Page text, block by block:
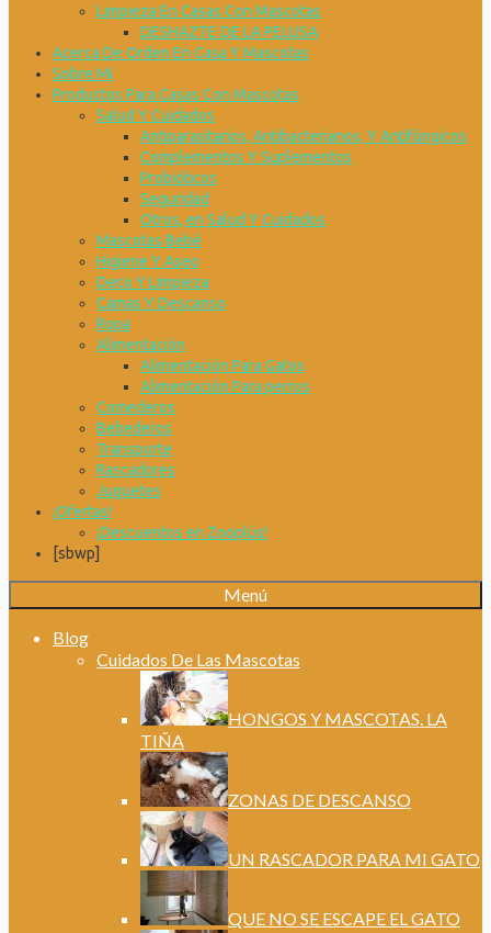
Limpieza En Casas Con Mascotas
DESHAZTE DE LA PELUSA
Acerca De Orden En Casa Y Mascotas
Sobre Mi
Productos Para Casas Con Mascotas
Salud Y Cuidados
Antiparasitarios, Antibacterianos, Y Antifúngicos
Complementos Y Suplementos
Probióticos
Seguridad
Otros, en Salud Y Cuidados
Mascotas Bebé
Higiene Y Aseo
Deco Y Limpieza
Camas Y Descanso
Ropa
Alimentación
Alimentación Para Gatos
Alimentación Para perros
Comederos
Bebederos
Transporte
Rascadores
Juguetes
¡Ofertas!
¡Descuentos en Zooplús!
[sbwp]
Menú
Blog
Cuidados De Las Mascotas
HONGOS Y MASCOTAS. LA
TIÑA
ZONAS DE DESCANSO
UN RASCADOR PARA MI GATO
QUE NO SE ESCAPE EL GATO